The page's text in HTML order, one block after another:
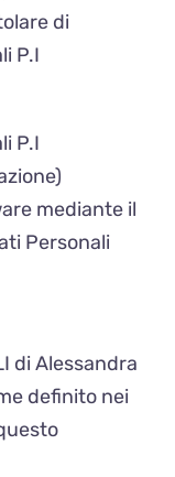
di
P.I
P.I
mediante il
Personali
di Alessandra
definito nei